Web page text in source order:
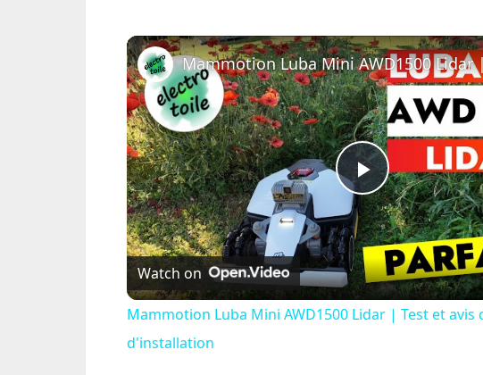
Play
Video
Watch on
Mammotion Luba Mini AWD1500 Lidar | Test et
d'installation